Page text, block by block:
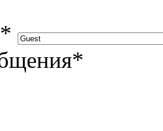
*
*